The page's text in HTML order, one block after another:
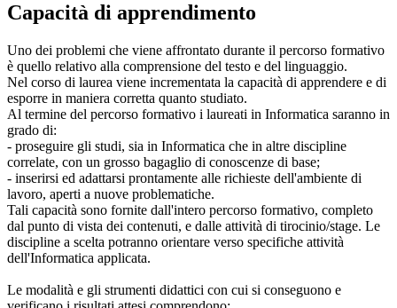
Capacità di apprendimento
Uno dei problemi che viene affrontato durante il percorso formativo
è quello relativo alla comprensione del testo e del linguaggio.
Nel corso di laurea viene incrementata la capacità di apprendere e di
esporre in maniera corretta quanto studiato.
Al termine del percorso formativo i laureati in Informatica saranno in
grado di:
- proseguire gli studi, sia in Informatica che in altre discipline
correlate, con un grosso bagaglio di conoscenze di base;
- inserirsi ed adattarsi prontamente alle richieste dell'ambiente di
lavoro, aperti a nuove problematiche.
Tali capacità sono fornite dall'intero percorso formativo, completo
dal punto di vista dei contenuti, e dalle attività di tirocinio/stage. Le
discipline a scelta potranno orientare verso specifiche attività
dell'Informatica applicata.
Le modalità e gli strumenti didattici con cui si conseguono e